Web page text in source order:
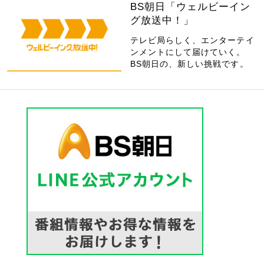
BS朝日「ウェルビーイン
グ放送中！」
テレビ局らしく、エンターテイ
ンメントにして届けていく。
BS朝日の、新しい挑戦です。